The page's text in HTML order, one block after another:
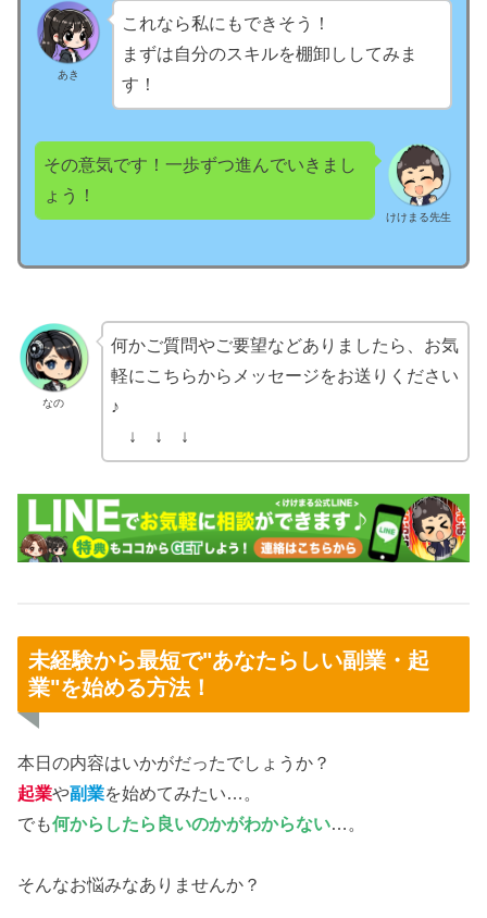
あき
これなら私にもできそう！
まずは自分のスキルを棚卸ししてみま
す！
けけまる先生
その意気です！一歩ずつ進んでいきまし
ょう！
なの
何かご質問やご要望などありましたら、お気
軽にこちらからメッセージをお送りください
♪
↓ ↓ ↓
未経験から最短で"あなたらしい副業・起
業"を始める方法！
本日の内容はいかがだったでしょうか？
起業や副業を始めてみたい…。
でも何からしたら良いのかがわからない…。
そんなお悩みなありませんか？